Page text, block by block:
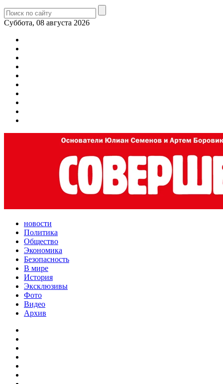
Суббота, 08 августа 2026
новости
Политика
Общество
Экономика
Безопасность
В мире
История
Эксклюзивы
Фото
Видео
Архив